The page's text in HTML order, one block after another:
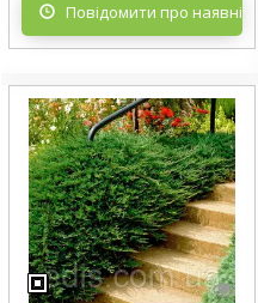
Повідомити про наявність